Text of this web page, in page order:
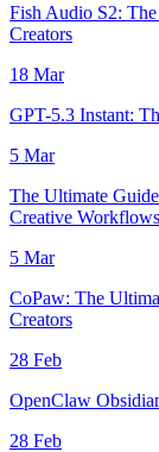
Fish Audio S2:
Creators
18 Mar
GPT-5.3 Instant:
5 Mar
The Ultimate
Creative Workflows
5 Mar
CoPaw: The
Creators
28 Feb
OpenClaw
28 Feb